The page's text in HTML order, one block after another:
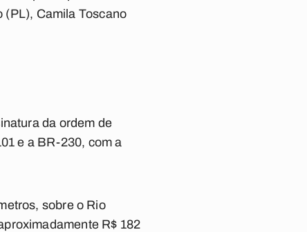
(PL), Camila Toscano
da ordem de
e a BR-230, com a
sobre o Rio
R$ 182